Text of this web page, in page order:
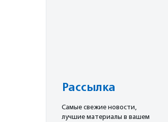
Рассылка
Cамые свежие новости,
лучшие материалы в вашем